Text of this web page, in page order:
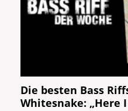
Die besten Bass
Whitesnake: „Here I